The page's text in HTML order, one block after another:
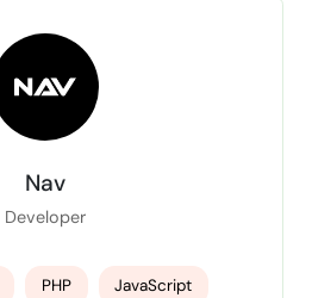
Nav
Developer
PHP JavaScript